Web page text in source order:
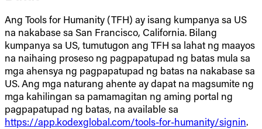
Ang Tools for Humanity (TFH) ay isang kumpanya sa US
na nakabase sa San Francisco, California. Bilang
kumpanya sa US, tumutugon ang TFH sa lahat ng maayos
na naihaing proseso ng pagpapatupad ng batas mula sa
mga ahensya ng pagpapatupad ng batas na nakabase sa
US. Ang mga naturang ahente ay dapat na magsumite ng
mga kahilingan sa pamamagitan ng aming portal ng
pagpapatupad ng batas, na available sa
https://app.kodexglobal.com/tools-for-humanity/signin.